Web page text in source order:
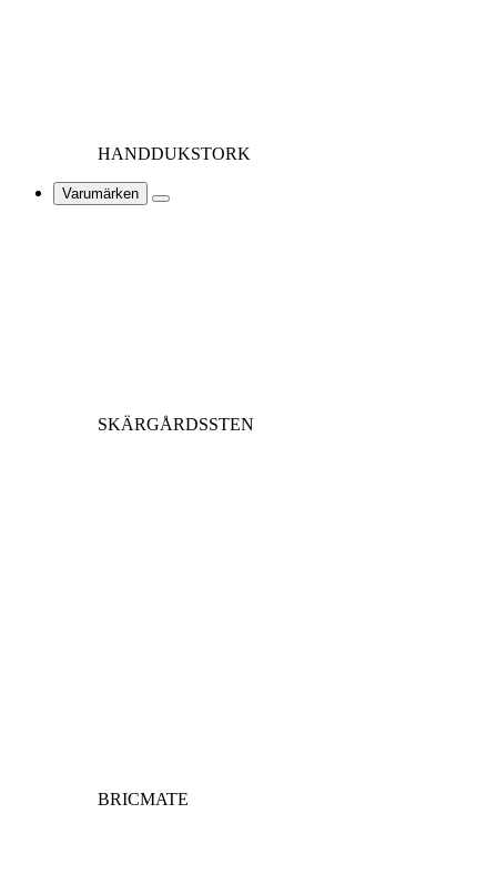
HANDDUKSTORK
Varumärken
SKÄRGÅRDSSTEN
BRICMATE